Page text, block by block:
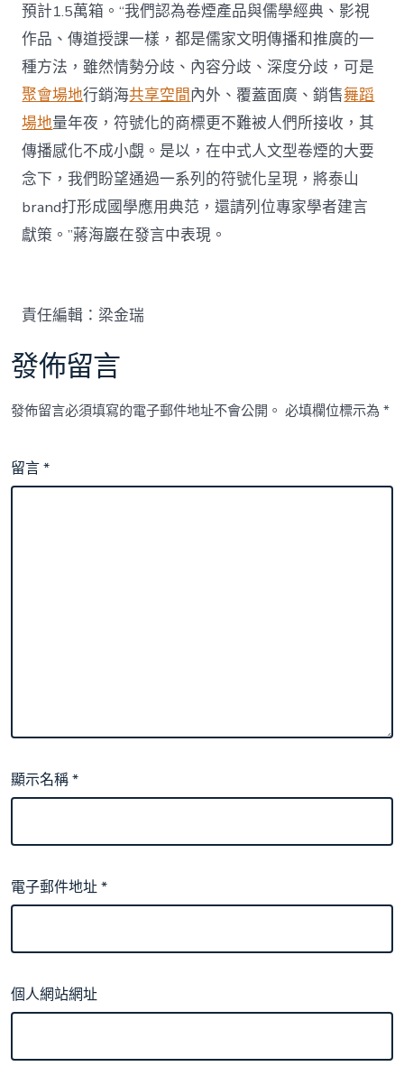
預計1.5萬箱。“我們認為卷煙產品與儒學經典、影視
作品、傳道授課一樣，都是儒家文明傳播和推廣的一
種方法，雖然情勢分歧、內容分歧、深度分歧，可是
聚會場地行銷海共享空間內外、覆蓋面廣、銷售舞蹈
場地量年夜，符號化的商標更不難被人們所接收，其
傳播感化不成小覷。是以，在中式人文型卷煙的大要
念下，我們盼望通過一系列的符號化呈現，將泰山
brand打形成國學應用典范，還請列位專家學者建言
獻策。”蔣海巖在發言中表現。
責任編輯：梁金瑞
發佈留言
發佈留言必須填寫的電子郵件地址不會公開。 必填欄位標示為*
留言*
顯示名稱*
電子郵件地址*
個人網站網址